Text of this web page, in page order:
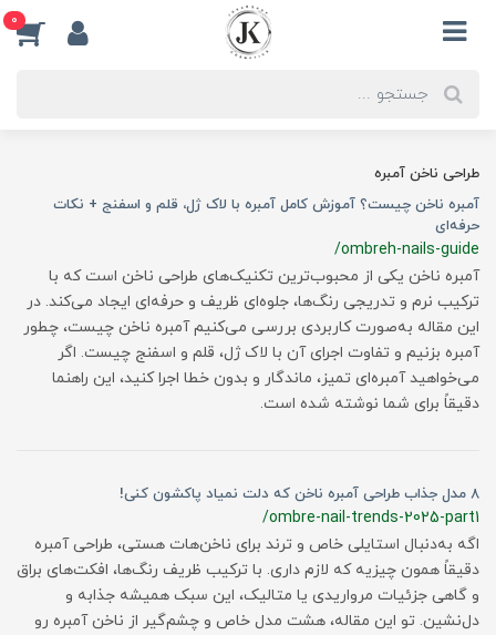
0
طراحی ناخن آمبره
آمبره ناخن چیست؟ آموزش کامل آمبره با لاک ژل، قلم و اسفنج + نکات
حرفه‌ای
/ombreh-nails-guide
آمبره ناخن یکی از محبوب‌ترین تکنیک‌های طراحی ناخن است که با
ترکیب نرم و تدریجی رنگ‌ها، جلوه‌ای ظریف و حرفه‌ای ایجاد می‌کند. در
این مقاله به‌صورت کاربردی بررسی می‌کنیم آمبره ناخن چیست، چطور
آمبره بزنیم و تفاوت اجرای آن با لاک ژل، قلم و اسفنج چیست. اگر
می‌خواهید آمبره‌ای تمیز، ماندگار و بدون خطا اجرا کنید، این راهنما
دقیقاً برای شما نوشته شده است.
8 مدل جذاب طراحی آمبره ناخن که دلت نمیاد پاکشون کنی!
/ombre-nail-trends-2025-part1
اگه به‌دنبال استایلی خاص و ترند برای ناخن‌هات هستی، طراحی آمبره
دقیقاً همون چیزیه که لازم داری. با ترکیب ظریف رنگ‌ها، افکت‌های براق
و گاهی جزئیات مرواریدی یا متالیک، این سبک همیشه جذابه و
دل‌نشین. تو این مقاله، هشت مدل خاص و چشم‌گیر از ناخن آمبره رو